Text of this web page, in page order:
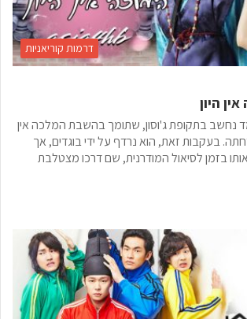
דרמות קוריאניות
היון
נחשב בתקופת ג'וסון, שתומך בהשבת המלכה אין
בעקבות זאת, הוא נרדף על ידי בוגדים, אך
בזמן לסיאול המודרנית, שם דרכו מצטלבת